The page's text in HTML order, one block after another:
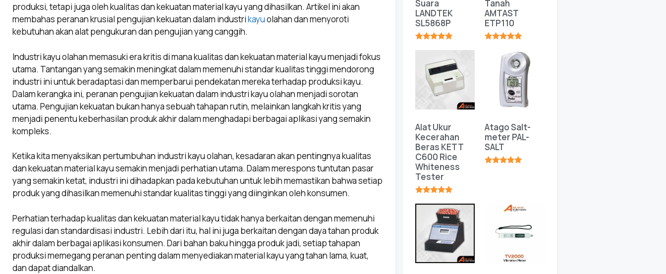
produksi, tetapi juga oleh kualitas dan kekuatan material kayu yang dihasilkan. Artikel ini akan
membahas peranan krusial pengujian kekuatan dalam industrikayuolahan dan menyoroti
kebutuhan akan alat pengukuran dan pengujian yang canggih.
Industri kayu olahan memasuki era kritis di mana kualitas dan kekuatan material kayu menjadi fokus
utama. Tantangan yang semakin meningkat dalam memenuhi standar kualitas tinggi mendorong
industri ini untuk beradaptasi dan memperbarui pendekatan mereka terhadap produksi kayu.
Dalam kerangka ini, peranan pengujian kekuatan dalam industri kayu olahan menjadi sorotan
utama. Pengujian kekuatan bukan hanya sebuah tahapan rutin, melainkan langkah kritis yang
menjadi penentu keberhasilan produk akhir dalam menghadapi berbagai aplikasi yang semakin
kompleks.
Ketika kita menyaksikan pertumbuhan industri kayu olahan, kesadaran akan pentingnya kualitas
dan kekuatan material kayu semakin menjadi perhatian utama. Dalam merespons tuntutan pasar
yang semakin ketat, industri ini dihadapkan pada kebutuhan untuk lebih memastikan bahwa setiap
produk yang dihasilkan memenuhi standar kualitas tinggi yang diinginkan oleh konsumen.
Perhatian terhadap kualitas dan kekuatan material kayu tidak hanya berkaitan dengan memenuhi
regulasi dan standardisasi industri. Lebih dari itu, hal ini juga berkaitan dengan daya tahan produk
akhir dalam berbagai aplikasi konsumen. Dari bahan baku hingga produk jadi, setiap tahapan
produksi memegang peranan penting dalam menyediakan material kayu yang tahan lama, kuat,
dan dapat diandalkan.
Suara
LANDTEK
SL5868P
Tanah
AMTAST
ETP110
Alat Ukur
Kecerahan
Beras KETT
C600 Rice
Whiteness
Tester
Atago Salt-
meter PAL-
SALT